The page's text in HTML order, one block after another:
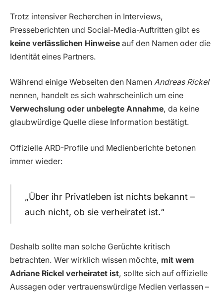
Trotz intensiver Recherchen in Interviews,
Presseberichten und Social-Media-Auftritten gibt es
keine verlässlichen Hinweise auf den Namen oder die
Identität eines Partners.
Während einige Webseiten den Namen Andreas Rickel
nennen, handelt es sich wahrscheinlich um eine
Verwechslung oder unbelegte Annahme, da keine
glaubwürdige Quelle diese Information bestätigt.
Offizielle ARD-Profile und Medienberichte betonen
immer wieder:
„Über ihr Privatleben ist nichts bekannt –
auch nicht, ob sie verheiratet ist.“
Deshalb sollte man solche Gerüchte kritisch
betrachten. Wer wirklich wissen möchte, mit wem
Adriane Rickel verheiratet ist, sollte sich auf offizielle
Aussagen oder vertrauenswürdige Medien verlassen –